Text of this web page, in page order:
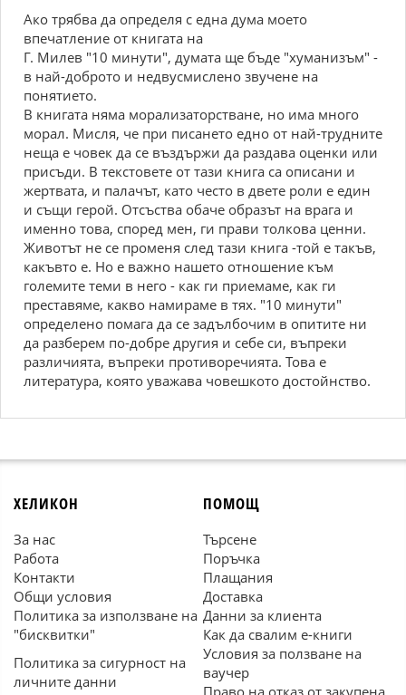
Ако трябва да определя с една дума моето
впечатление от книгата на
Г. Милев "10 минути", думата ще бъде "хуманизъм" -
в най-доброто и недвусмислено звучене на
понятието.
В книгата няма морализаторстване, но има много
морал. Мисля, че при писането едно от най-трудните
неща е човек да се въздържи да раздава оценки или
присъди. В текстовете от тази книга са описани и
жертвата, и палачът, като често в двете роли е един
и същи герой. Отсъства обаче образът на врага и
именно това, според мен, ги прави толкова ценни.
Животът не се променя след тази книга -той е такъв,
какъвто е. Но е важно нашето отношение към
големите теми в него - как ги приемаме, как ги
преставяме, какво намираме в тях. "10 минути"
определено помага да се задълбочим в опитите ни
да разберем по-добре другия и себе си, въпреки
различията, въпреки противоречията. Това е
литература, която уважава човешкото достойнство.
ХЕЛИКОН
За нас
Работа
Контакти
Общи условия
Политика за използване на
"бисквитки"
Политика за сигурност на
личните данни
ПОМОЩ
Търсене
Поръчка
Плащания
Доставка
Данни за клиента
Как да свалим е-книги
Условия за ползване на
ваучер
Право на отказ от закупена